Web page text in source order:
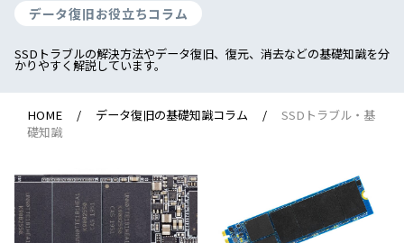
データ復旧お役立ちコラム
SSDトラブルの解決方法やデータ復旧、復元、消去などの基礎知識を分
かりやすく解説しています。
HOME データ復旧の基礎知識コラム
SSDトラブル・基
礎知識